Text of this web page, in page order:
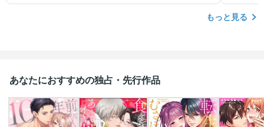
もっと見る
あなたにおすすめの独占・先行作品